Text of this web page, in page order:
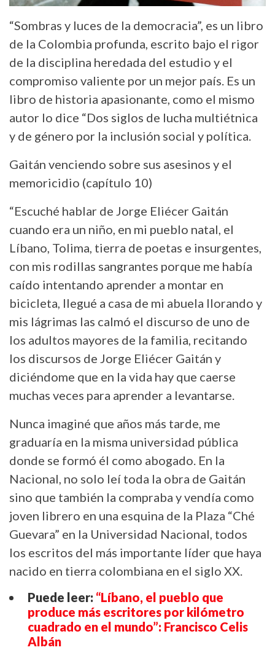
“Sombras y luces de la democracia”, es un libro
de la Colombia profunda, escrito bajo el rigor
de la disciplina heredada del estudio y el
compromiso valiente por un mejor país. Es un
libro de historia apasionante, como el mismo
autor lo dice “Dos siglos de lucha multiétnica
y de género por la inclusión social y política.
Gaitán venciendo sobre sus asesinos y el
memoricidio (capítulo 10)
“Escuché hablar de Jorge Eliécer Gaitán
cuando era un niño, en mi pueblo natal, el
Líbano, Tolima, tierra de poetas e insurgentes,
con mis rodillas sangrantes porque me había
caído intentando aprender a montar en
bicicleta, llegué a casa de mi abuela llorando y
mis lágrimas las calmó el discurso de uno de
los adultos mayores de la familia, recitando
los discursos de Jorge Eliécer Gaitán y
diciéndome que en la vida hay que caerse
muchas veces para aprender a levantarse.
Nunca imaginé que años más tarde, me
graduaría en la misma universidad pública
donde se formó él como abogado. En la
Nacional, no solo leí toda la obra de Gaitán
sino que también la compraba y vendía como
joven librero en una esquina de la Plaza “Ché
Guevara” en la Universidad Nacional, todos
los escritos del más importante líder que haya
nacido en tierra colombiana en el siglo XX.
Puede leer: “Líbano, el pueblo que
produce más escritores por kilómetro
cuadrado en el mundo”: Francisco Celis
Albán